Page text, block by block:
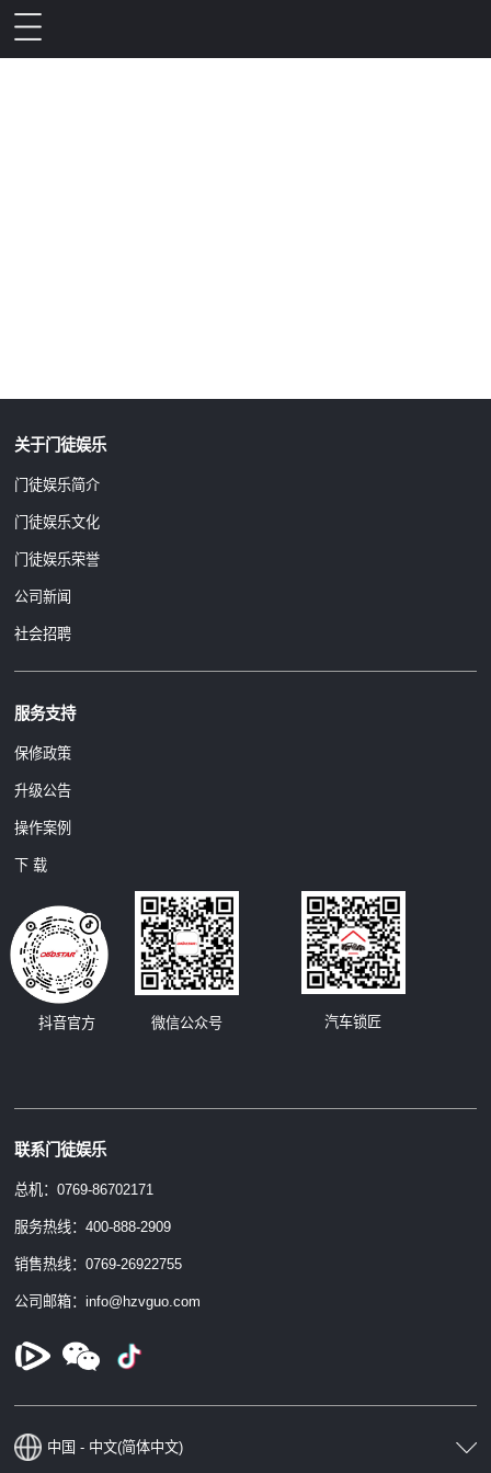
关于门徒娱乐
门徒娱乐简介
门徒娱乐文化
门徒娱乐荣誉
公司新闻
社会招聘
服务支持
保修政策
升级公告
操作案例
下 载
微信公众号
抖音官方 汽车锁匠
联系门徒娱乐
总机：0769-86702171
服务热线：400-888-2909
销售热线：0769-26922755
公司邮箱：info@hzvguo.com
中国 - 中文(简体中文)